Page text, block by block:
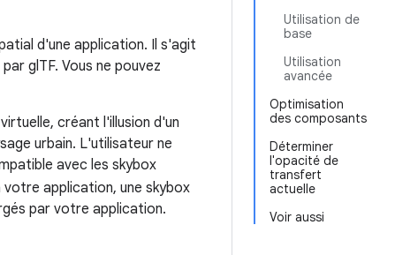
Utilisation de
base
Utilisation
avancée
Optimisation
des composants
Déterminer
l'opacité de
transfert
actuelle
Voir aussi
d'une application. Il s'agit
glTF. Vous ne pouvez
créant l'illusion d'un
urbain. L'utilisateur ne
avec les skybox
votre application, une skybox
par votre application.